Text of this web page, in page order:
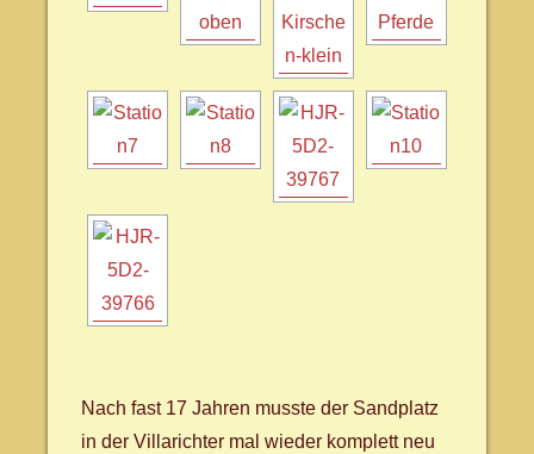
Nach fast 17 Jahren musste der Sandplatz
in der Villarichter mal wieder komplett neu